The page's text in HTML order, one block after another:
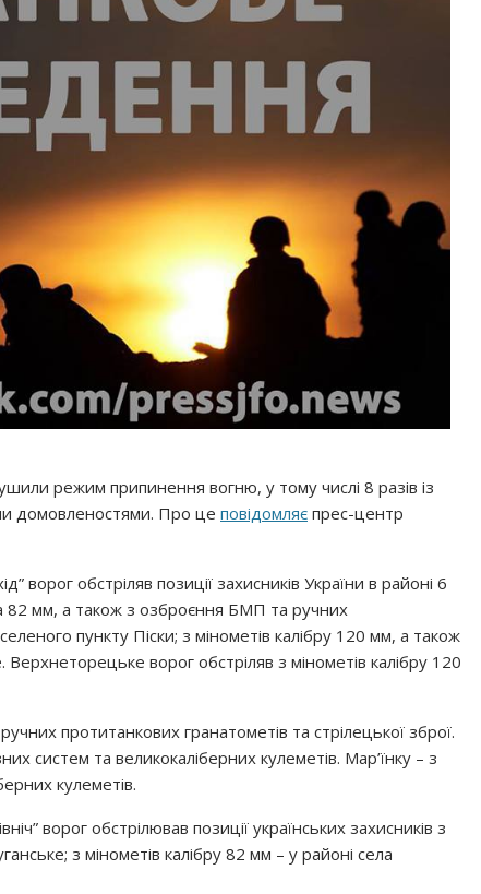
режим припинення вогню, у тому числі 8 разів із
домовленостями. Про це повідомляє прес-центр
ворог обстріляв позиції захисників України в районі 6
82 мм, а також з озброєння БМП та ручних
пункту Піски; з мінометів калібру 120 мм, а також
ворог обстріляв з мінометів калібру 120
протитанкових гранатометів та стрілецької зброї.
систем та великокаліберних кулеметів. Мар’їнку – з
кулеметів.
ворог обстрілював позиції українських захисників з
з мінометів калібру 82 мм – у районі села